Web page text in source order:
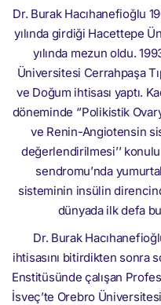
Dr. Burak Hacıhanefioğlu
yılında girdiği Hacettepe
yılında mezun oldu.
Üniversitesi Cerrahpaşa
ve Doğum ihtisası yaptı.
döneminde ‘’Polikistik
ve Renin-Angiotensin
değerlendirilmesi’’
sendromu’nda
sisteminin insülin
dünyada ilk defa
Dr. Burak
ihtisasını bitirdikten sonra
Enstitüsünde çalışan
İsveç’te Orebro